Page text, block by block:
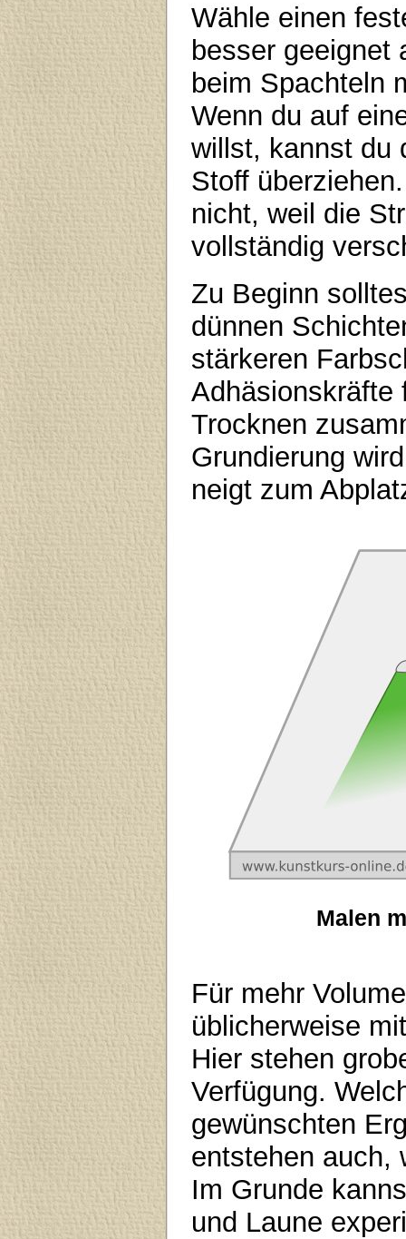
Wähle einen
besser geeignet
beim Spachteln
Wenn du auf
willst, kannst du
Stoff
nicht, weil die
vollständig
Zu Beginn
dünnen
stärkeren
Adhäsionskräfte
Trocknen
Grundierung
neigt zum
Malen
Für mehr
üblicherweise
Hier stehen
Verfügung.
gewünschten
entstehen auch,
Im Grunde
und Laune